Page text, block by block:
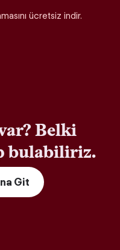
ücretsiz indir.
Belki
bulabiliriz.
Git